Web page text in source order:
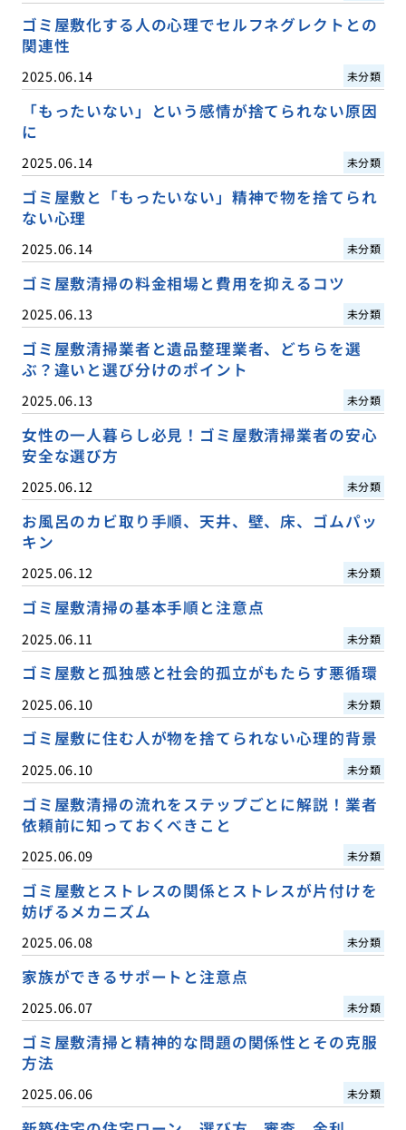
ゴミ屋敷化する人の心理でセルフネグレクトとの
関連性
2025.06.14 未分類
「もったいない」という感情が捨てられない原因
に
2025.06.14 未分類
ゴミ屋敷と「もったいない」精神で物を捨てられ
ない心理
2025.06.14 未分類
ゴミ屋敷清掃の料金相場と費用を抑えるコツ
2025.06.13 未分類
ゴミ屋敷清掃業者と遺品整理業者、どちらを選
ぶ？違いと選び分けのポイント
2025.06.13 未分類
女性の一人暮らし必見！ゴミ屋敷清掃業者の安心
安全な選び方
2025.06.12 未分類
お風呂のカビ取り手順、天井、壁、床、ゴムパッ
キン
2025.06.12 未分類
ゴミ屋敷清掃の基本手順と注意点
2025.06.11 未分類
ゴミ屋敷と孤独感と社会的孤立がもたらす悪循環
2025.06.10 未分類
ゴミ屋敷に住む人が物を捨てられない心理的背景
2025.06.10 未分類
ゴミ屋敷清掃の流れをステップごとに解説！業者
依頼前に知っておくべきこと
2025.06.09 未分類
ゴミ屋敷とストレスの関係とストレスが片付けを
妨げるメカニズム
2025.06.08 未分類
家族ができるサポートと注意点
2025.06.07 未分類
ゴミ屋敷清掃と精神的な問題の関係性とその克服
方法
2025.06.06 未分類